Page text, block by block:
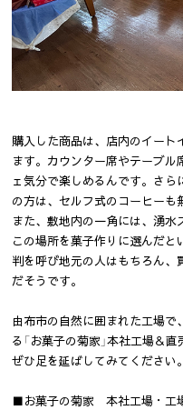
購入した商品は、店内のイー
ます。カウンター席やテーブ
ェ気分で楽しめるんです。さ
の方は、セルフ式のコーヒーも
また、敷地内の一角には、湧水
この場所を菓子作りに選んだ
判を呼び地元の人はもちろん、
だそうです。
由布市の自然に囲まれた工場
る「お菓子の菊家」本社工場＆
ぜひ足を延ばしてみてください。
■お菓子の菊家 本社工場・工